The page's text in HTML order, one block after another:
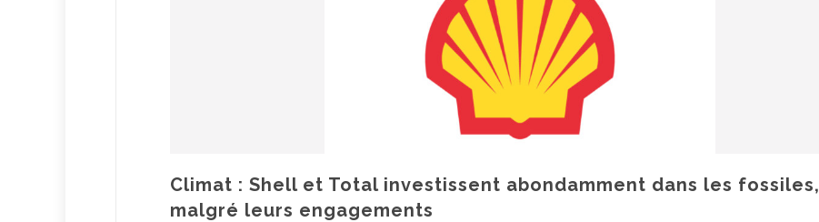
Climat : Shell et Total investissent abondamment dans les fossiles,
malgré leurs engagements